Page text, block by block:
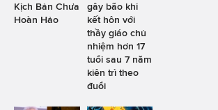
Kịch Bản Chưa
Hoàn Hảo
gây bão khi
kết hôn với
thầy giáo chủ
nhiệm hơn 17
tuổi sau 7 năm
kiên trì theo
đuổi